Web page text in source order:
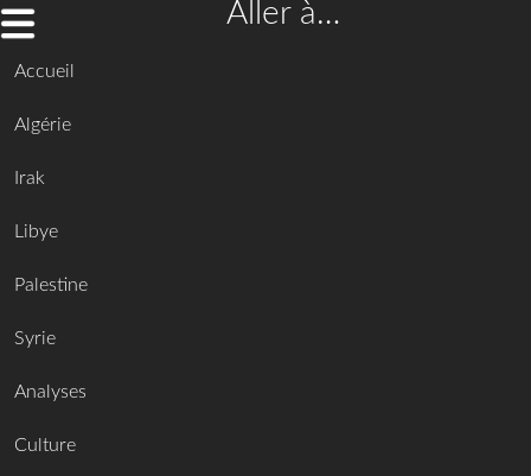
Aller à…
Accueil
Algérie
Irak
Libye
Palestine
Syrie
Analyses
Culture